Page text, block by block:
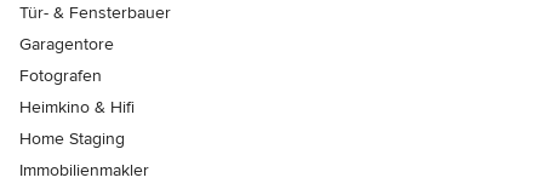
Tür- & Fensterbauer
Garagentore
Fotografen
Heimkino & Hifi
Home Staging
Immobilienmakler